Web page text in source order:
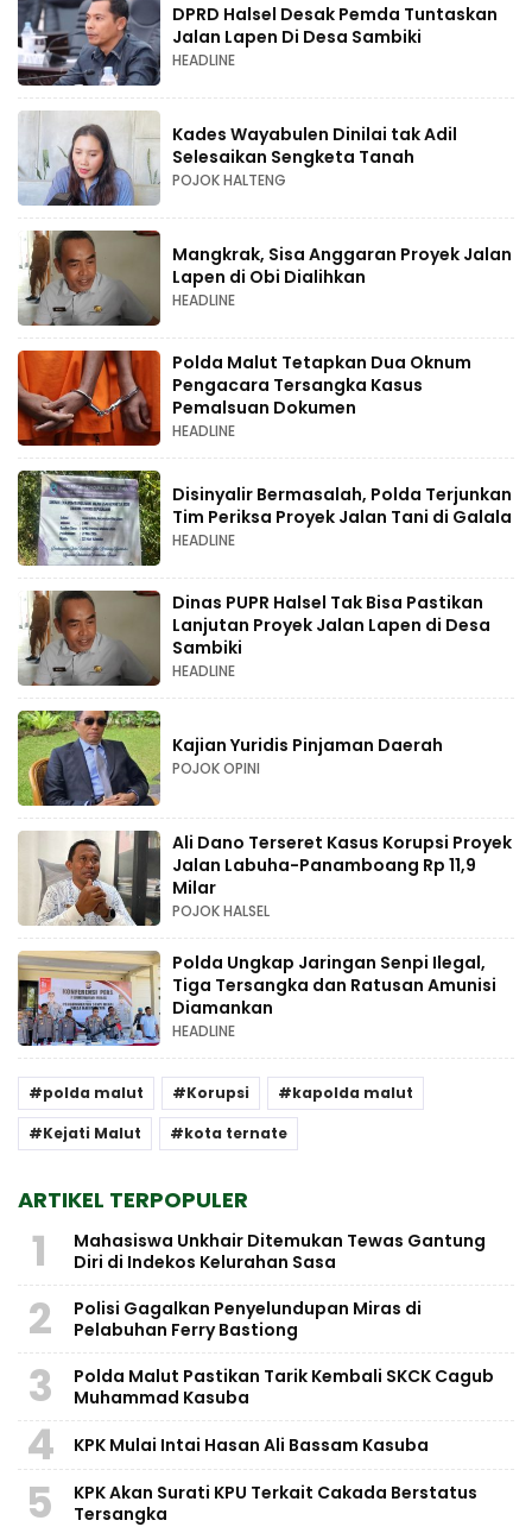
DPRD Halsel Desak Pemda Tuntaskan
Jalan Lapen Di Desa Sambiki
HEADLINE
Kades Wayabulen Dinilai tak Adil
Selesaikan Sengketa Tanah
POJOK HALTENG
Mangkrak, Sisa Anggaran Proyek Jalan
Lapen di Obi Dialihkan
HEADLINE
Polda Malut Tetapkan Dua Oknum
Pengacara Tersangka Kasus
Pemalsuan Dokumen
HEADLINE
Disinyalir Bermasalah, Polda Terjunkan
Tim Periksa Proyek Jalan Tani di Galala
HEADLINE
Dinas PUPR Halsel Tak Bisa Pastikan
Lanjutan Proyek Jalan Lapen di Desa
Sambiki
HEADLINE
Kajian Yuridis Pinjaman Daerah
POJOK OPINI
Ali Dano Terseret Kasus Korupsi Proyek
Jalan Labuha-Panamboang Rp 11,9
Milar
POJOK HALSEL
Polda Ungkap Jaringan Senpi Ilegal,
Tiga Tersangka dan Ratusan Amunisi
Diamankan
HEADLINE
polda malut Korupsi
kapolda malut
Kejati Malut
kota ternate
ARTIKEL TERPOPULER
1
Mahasiswa Unkhair Ditemukan Tewas Gantung
Diri di Indekos Kelurahan Sasa
2
Polisi Gagalkan Penyelundupan Miras di
Pelabuhan Ferry Bastiong
3
Polda Malut Pastikan Tarik Kembali SKCK Cagub
Muhammad Kasuba
4 KPK Mulai Intai Hasan Ali Bassam Kasuba
5
KPK Akan Surati KPU Terkait Cakada Berstatus
Tersangka